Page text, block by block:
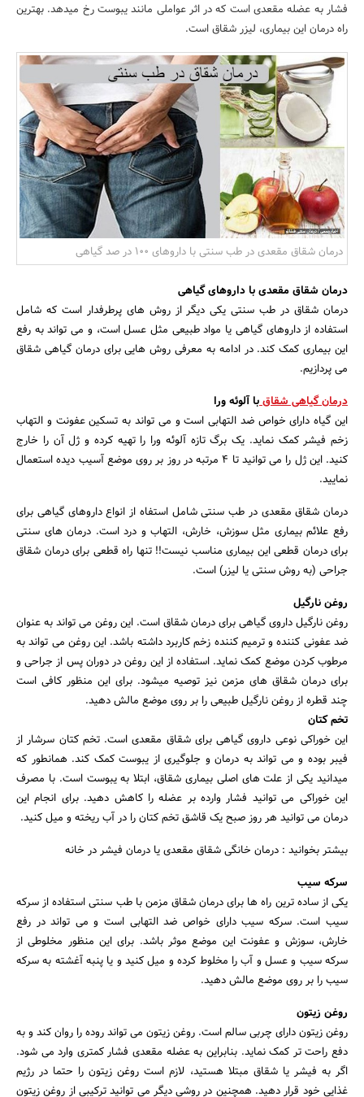
مسکن و ساختمان
جستجو
فشار به عضله مقعدی است که در اثر عواملی مانند یبوست رخ میدهد. بهترین
راه درمان این بیماری، لیزر شقاق است.
درمان شقاق مقعدی در طب سنتی با داروهای 100 در صد گیاهی
درمان شقاق مقعدی با داروهای گیاهی
درمان شقاق در طب سنتی یکی دیگر از روش های پرطرفدار است که شامل
استفاده از داروهای گیاهی یا مواد طبیعی مثل عسل است، و می تواند به رفع
این بیماری کمک کند. در ادامه به معرفی روش هایی برای درمان گیاهی شقاق
می پردازیم.
درمان گیاهی شقاقبا آلوئه ورا
این گیاه دارای خواص ضد التهابی است و می تواند به تسکین عفونت و التهاب
زخم فیشر کمک نماید. یک برگ تازه آلوئه ورا را تهیه کرده و ژل آن را خارج
کنید. این ژل را می توانید تا 4 مرتبه در روز بر روی موضع آسیب دیده استعمال
نمایید.
درمان شقاق مقعدی در طب سنتی شامل استفاه از انواع داروهای گیاهی برای
رفع علائم بیماری مثل سوزش، خارش، التهاب و درد است. درمان های سنتی
برای درمان قطعی این بیماری مناسب نیست!! تنها راه قطعی برای درمان شقاق
جراحی (به روش سنتی یا لیزر) است.
روغن نارگیل
روغن نارگیل داروی گیاهی برای درمان شقاق است. این روغن می تواند به عنوان
ضد عفونی کننده و ترمیم کننده زخم کاربرد داشته باشد. این روغن می تواند به
مرطوب کردن موضع کمک نماید. استفاده از این روغن در دوران پس از جراحی و
برای درمان شقاق های مزمن نیز توصیه میشود. برای این منظور کافی است
چند قطره از روغن نارگیل طبیعی را بر روی موضع مالش دهید.
تخم کتان
این خوراکی نوعی داروی گیاهی برای شقاق مقعدی است. تخم کتان سرشار از
فیبر بوده و می تواند به درمان و جلوگیری از یبوست کمک کند. همانطور که
میدانید یکی از علت های اصلی بیماری شقاق، ابتلا به یبوست است. با مصرف
این خوراکی می توانید فشار وارده بر عضله را کاهش دهید. برای انجام این
درمان می توانید هر روز صبح یک قاشق تخم کتان را در آب ریخته و میل کنید.
بیشتر بخوانید : درمان خانگی شقاق مقعدی یا درمان فیشر در خانه
سرکه سیب
یکی از ساده ترین راه ها برای درمان شقاق مزمن با طب سنتی استفاده از سرکه
سیب است. سرکه سیب دارای خواص ضد التهابی است و می تواند در رفع
خارش، سوزش و عفونت این موضع موثر باشد. برای این منظور مخلوطی از
سرکه سیب و عسل و آب را مخلوط کرده و میل کنید و یا پنبه آغشته به سرکه
سیب را بر روی موضع مالش دهید.
روغن زیتون
روغن زیتون دارای چربی سالم است. روغن زیتون می تواند روده را روان کند و به
دفع راحت تر کمک نماید. بنابراین به عضله مقعدی فشار کمتری وارد می شود.
اگر به فیشر یا شقاق مبتلا هستید، لازم است روغن زیتون را حتما در رژیم
غذایی خود قرار دهید. همچنین در روشی دیگر می توانید ترکیبی از روغن زیتون